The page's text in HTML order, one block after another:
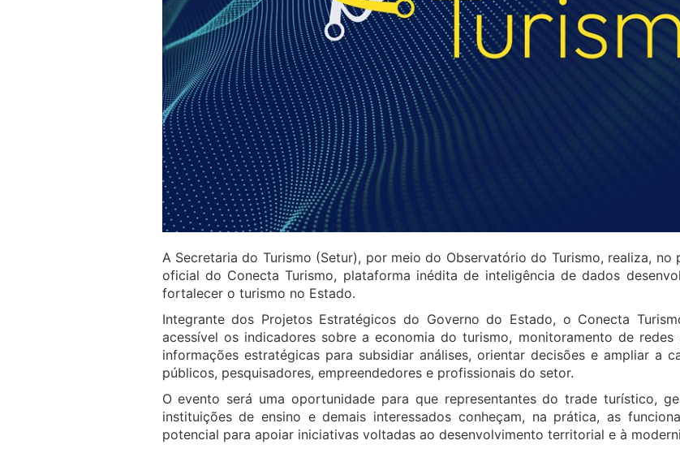
A Secretaria do Turismo (Setur), por meio do Observatório do Turismo, realiza,
oficial do Conecta Turismo, plataforma inédita de inteligência de dados
fortalecer o turismo no Estado.
Integrante dos Projetos Estratégicos do Governo do Estado, o Conecta
acessível os indicadores sobre a economia do turismo, monitoramento de
informações estratégicas para subsidiar análises, orientar decisões e ampliar a
públicos, pesquisadores, empreendedores e profissionais do setor.
O evento será uma oportunidade para que representantes do trade turístico,
instituições de ensino e demais interessados conheçam, na prática, as
potencial para apoiar iniciativas voltadas ao desenvolvimento territorial e à